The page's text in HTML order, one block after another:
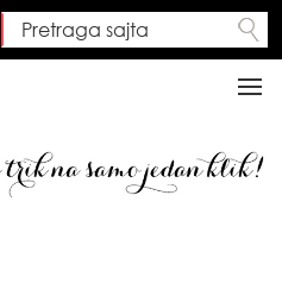
Search form
Pretraga sajta